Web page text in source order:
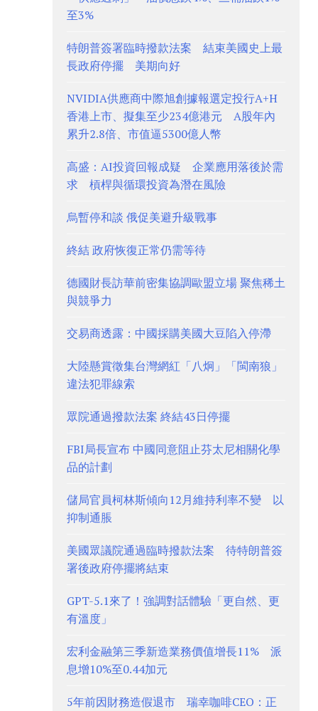
至3%
特朗普簽署臨時撥款法案 結束美國史上最
長政府停擺 美期向好
NVIDIA供應商中際旭創據報選定投行A+H
香港上市、擬集至少234億港元 A股年內
累升2.8倍、市值逼5300億人幣
高盛：AI投資回報成疑 企業應用落後於需
求 槓桿與循環投資為潛在風險
烏暫停和談 俄促美避升級戰事
終結 政府恢復正常仍需等待
德國財長訪華前密集協調歐盟立場 聚焦稀土
與競爭力
交易商透露：中國採購美國大豆陷入停滯
大陸懸賞徵集台灣網紅「八炯」「閩南狼」
違法犯罪線索
眾院通過撥款法案 終結43日停擺
FBI局長宣布 中國同意阻止芬太尼相關化學
品的計劃
儲局官員柯林斯傾向12月維持利率不變 以
抑制通脹
美國眾議院通過臨時撥款法案 待特朗普簽
署後政府停擺將結束
GPT-5.1來了！強調對話體驗「更自然、更
有溫度」
宏利金融第三季新造業務價值增長11% 派
息增10%至0.44加元
5年前因財務造假退市 瑞幸咖啡CEO：正